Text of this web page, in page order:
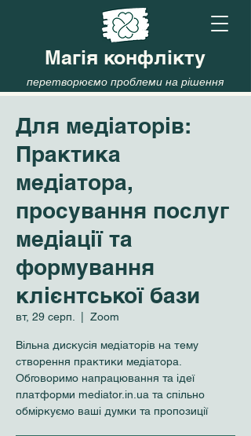
Магія конфлікту
перетворюємо проблеми на рішення
Для медіаторів:
Практика
медіатора,
просування послуг
медіації та
формування
клієнтської бази
вт, 29 серп. Zoom
Вільна дискусія медіаторів на тему
створення практики медіатора.
Обговоримо напрацювання та ідеї
платформи mediator.in.ua та спільно
обміркуємо ваші думки та пропозиції